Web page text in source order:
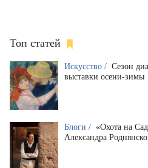
Топ статей
Искусство / Сезон
выставки осени-зимы
Блоги / «Охота на
Александра